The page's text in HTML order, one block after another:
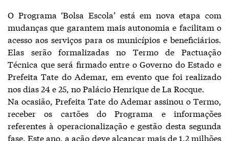
O Programa ‘Bolsa Escola’ está em nova etapa com
mudanças que garantem mais autonomia e facilitam o
acesso aos serviços para os municípios e beneficiários.
Elas serão formalizadas no Termo de Pactuação
Técnica que será firmado entre o Governo do Estado e
Prefeita Tate do Ademar, em evento que foi realizado
nos dias 24 e 25, no Palácio Henrique de La Rocque.
Na ocasião, Prefeita Tate do Ademar assinou o Termo,
receber os cartões do Programa e informações
referentes à operacionalização e gestão desta segunda
fase. Este ano, a ação deve alcançar mais de 1,2 milhões